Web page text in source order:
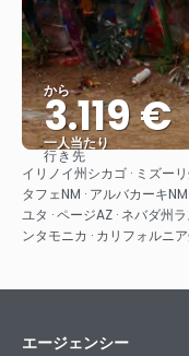
から
3.119 €
一人当たり
行き先
イリノイ州シカゴ · ミズー
タフェNM · アルバカーキ
ユタ · ページAZ · ネバダ州
ンタモニカ · カリフォルニ
エージェンシー